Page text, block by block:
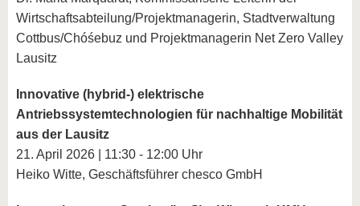
Wirtschaftsabteilung/Projektmanagerin, Stadtverwaltung
Cottbus/Chóśebuz und Projektmanagerin Net Zero Valley
Lausitz
Innovative (hybrid-) elektrische
Antriebssystemtechnologien für nachhaltige Mobilität
aus der Lausitz
21. April 2026 | 11:30 - 12:00 Uhr
Heiko Witte, Geschäftsführer chesco GmbH